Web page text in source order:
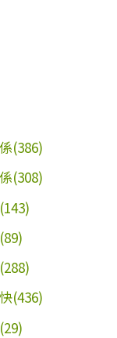
(386)
(308)
(436)